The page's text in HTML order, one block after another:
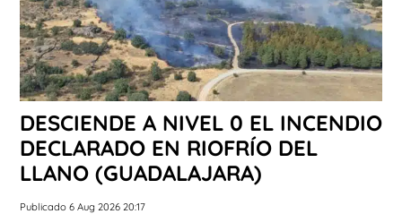
DESCIENDE A NIVEL 0 EL INCENDIO
DECLARADO EN RIOFRÍO DEL
LLANO (GUADALAJARA)
Publicado 6 Aug 2026 20:17